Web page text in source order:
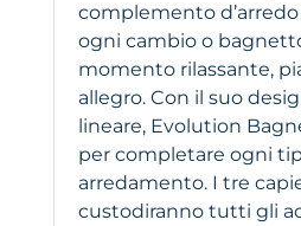
complemento
ogni cambio o
momento rilassante,
allegro. Con il suo
lineare, Evolution
per completare ogni
arredamento. I tre
custodiranno tutti gli